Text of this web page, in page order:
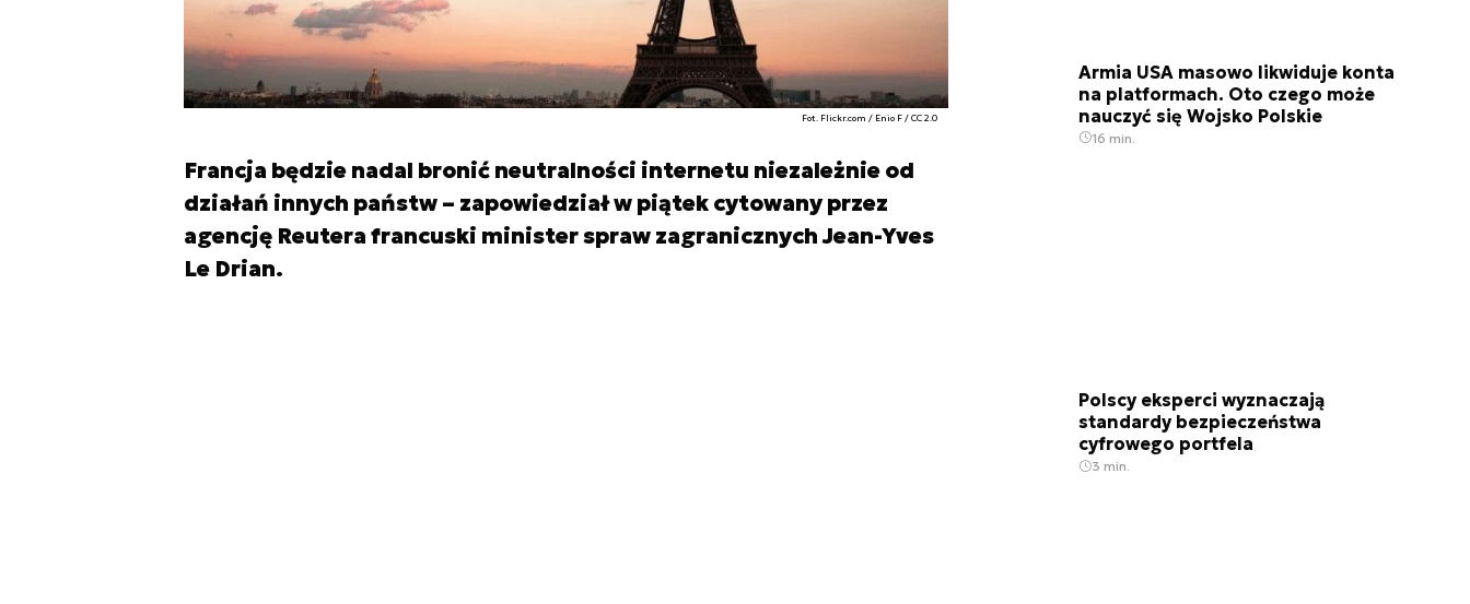
Fot. Flickr.com / Enio F / CC 2.0
Francja będzie nadal bronić neutralności internetu niezależnie od
działań innych państw – zapowiedział w piątek cytowany przez
agencję Reutera francuski minister spraw zagranicznych Jean-Yves
Le Drian.
Armia USA masowo likwiduje konta
na platformach. Oto czego może
nauczyć się Wojsko Polskie
16 min.
Polscy eksperci wyznaczają
standardy bezpieczeństwa
cyfrowego portfela
3 min.